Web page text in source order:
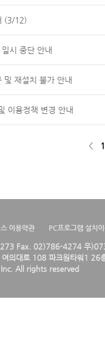
(3/12)
시 중단 안내
및 재설치 불가 안내
이용정책 변경 안내
< 1
이용약관 PC프로그램 설치
Fax. 02)786-4274 우
여의대로 108 파크원타워1 26
All rights reserved